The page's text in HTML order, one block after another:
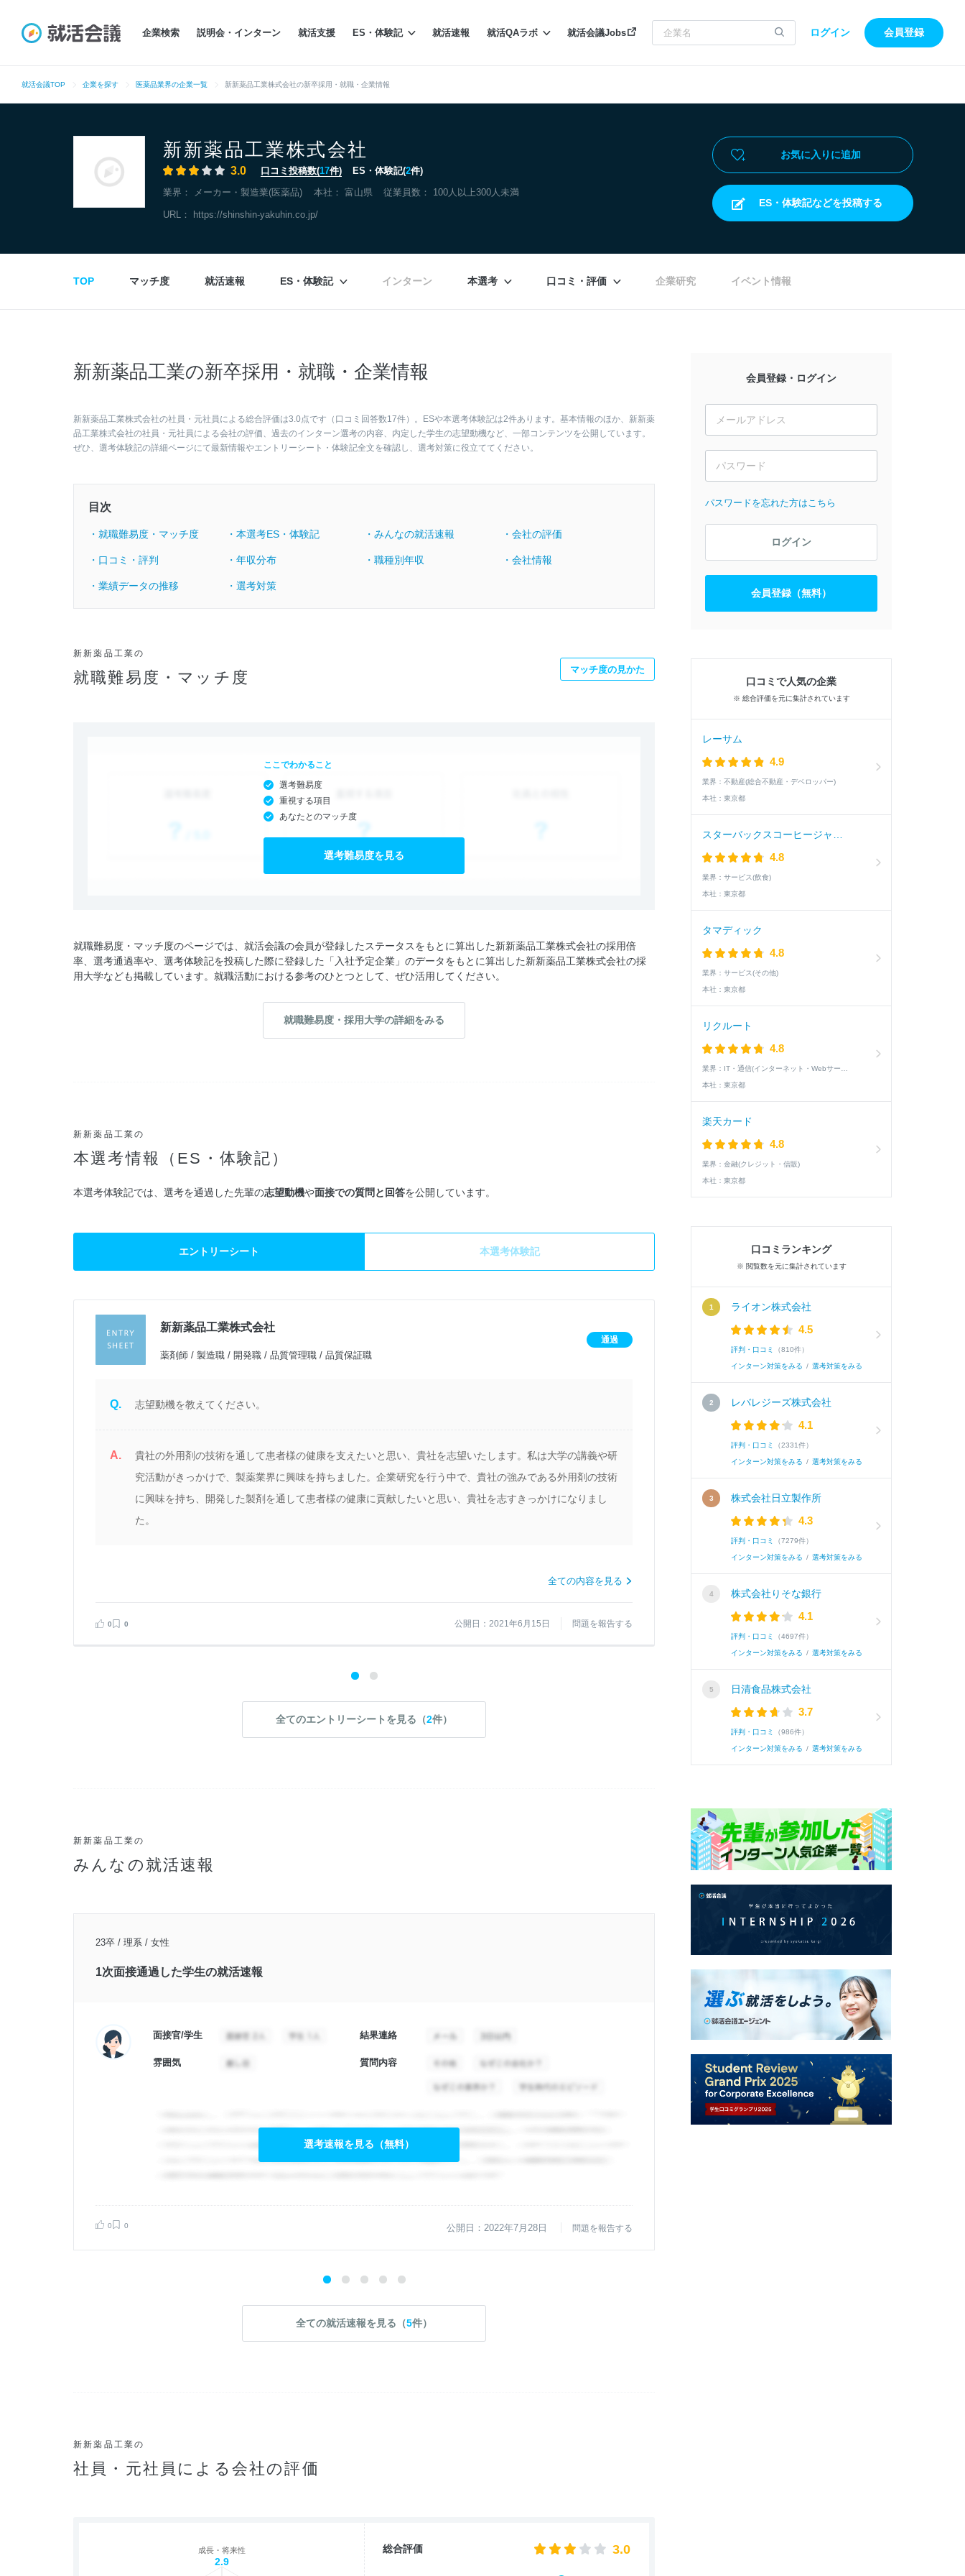
企業検索 説明会・インターン 就活支援 ES・体験記 就活速報 就活QAラボ 就活会議Jobs ログイン 会員登録
就活会議TOP 企業を探す 医薬品業界の企業一覧 新新薬品工業株式会社の新卒採用・就職・企業情報
新新薬品工業株式会社
3.0 口コミ投稿数(17件) ES・体験記(2件)
業界： メーカー・製造業(医薬品) 本社： 富山県 従業員数： 100人以上300人未満
URL： https://shinshin-yakuhin.co.jp/
お気に入りに追加
ES・体験記などを投稿する
TOP マッチ度 就活速報 ES・体験記 インターン 本選考 口コミ・評価 企業研究 イベント情報
新新薬品工業の新卒採用・就職・企業情報
新新薬品工業株式会社の社員・元社員による総合評価は3.0点です（口コミ回答数17件）。ESや本選考体験記は2件あります。基本情報のほか、新新薬
品工業株式会社の社員・元社員による会社の評価、過去のインターン選考の内容、内定した学生の志望動機など、一部コンテンツを公開しています。
ぜひ、選考体験記の詳細ページにて最新情報やエントリーシート・体験記全文を確認し、選考対策に役立ててください。
目次
・就職難易度・マッチ度 ・本選考ES・体験記 ・みんなの就活速報 ・会社の評価
・口コミ・評判 ・年収分布 ・職種別年収 ・会社情報
・業績データの推移 ・選考対策
新新薬品工業の
就職難易度・マッチ度 マッチ度の見かた
ここでわかること
選考難易度
重視する項目
あなたとのマッチ度
選考難易度を見る
就職難易度・マッチ度のページでは、就活会議の会員が登録したステータスをもとに算出した新新薬品工業株式会社の採用倍
率、選考通過率や、選考体験記を投稿した際に登録した「入社予定企業」のデータをもとに算出した新新薬品工業株式会社の採
用大学なども掲載しています。就職活動における参考のひとつとして、ぜひ活用してください。
就職難易度・採用大学の詳細をみる
新新薬品工業の
本選考情報（ES・体験記）
本選考体験記では、選考を通過した先輩の志望動機や面接での質問と回答を公開しています。
エントリーシート 本選考体験記
新新薬品工業株式会社
薬剤師 / 製造職 / 開発職 / 品質管理職 / 品質保証職
通過
Q. 志望動機を教えてください。
A.
貴社の外用剤の技術を通して患者様の健康を支えたいと思い、貴社を志望いたします。私は大学の講義や研
究活動がきっかけで、製薬業界に興味を持ちました。企業研究を行う中で、貴社の強みである外用剤の技術
に興味を持ち、開発した製剤を通して患者様の健康に貢献したいと思い、貴社を志すきっかけになりまし
た。
全ての内容を見る
0 0 公開日：2021年6月15日 問題を報告する
新新薬品工業株式会社
総合職
学生時代最も打ち込んだこと
私が学生時代に最も打ち込んだことは勉強で
ってからは勉強に対して強い意志で取り組んで
で現れ、自分の成長が実感できるため、それを
基礎的な内容が多く、二週間の試験勉強期間で
とに科目数は増えかつ内容も難解になったため
なりました。そこで私は試験勉強時間を一か月
ための「計画性」と「毎日の積み重ね」の重要
0
全てのエントリーシートを見る（2件）
新新薬品工業の
みんなの就活速報
23卒 / 理系 / 女性
1次面接通過した学生の就活速報
面接官/学生 結果連絡
雰囲気 質問内容
選考速報を見る（無料）
0 0 公開日：2022年7月28日 問題を報告する
22卒 / 理系 / 女性
1次面接通過した学生の就活速報
面接官/学生
雰囲気
全ての就活速報を見る（5件）
新新薬品工業の
社員・元社員による会社の評価
成長・将来性
2.9
総合評価 3.0
会員登録・ログイン
パスワードを忘れた方はこちら
ログイン
会員登録（無料）
口コミで人気の企業
※ 総合評価を元に集計されています
レーサム
4.9
業界： 不動産(総合不動産・デベロッパー)
本社： 東京都
4.8
業界： サービス(飲食)
本社： 東京都
タマディック
4.8
業界： サービス(その他)
本社： 東京都
リクルート
4.8
業界：
本社： 東京都
楽天カード
4.8
業界： 金融(クレジット・信販)
本社： 東京都
口コミランキング
※ 閲覧数を元に集計されています
ライオン株式会社
4.5
評判・口コミ （810件）
インターン対策をみる / 選考対策をみる
レバレジーズ株式会社
4.1
評判・口コミ （2331件）
インターン対策をみる / 選考対策をみる
株式会社日立製作所
4.3
評判・口コミ （7279件）
インターン対策をみる / 選考対策をみる
株式会社りそな銀行
4.1
評判・口コミ （4697件）
インターン対策をみる / 選考対策をみる
日清食品株式会社
3.7
評判・口コミ （986件）
インターン対策をみる / 選考対策をみる